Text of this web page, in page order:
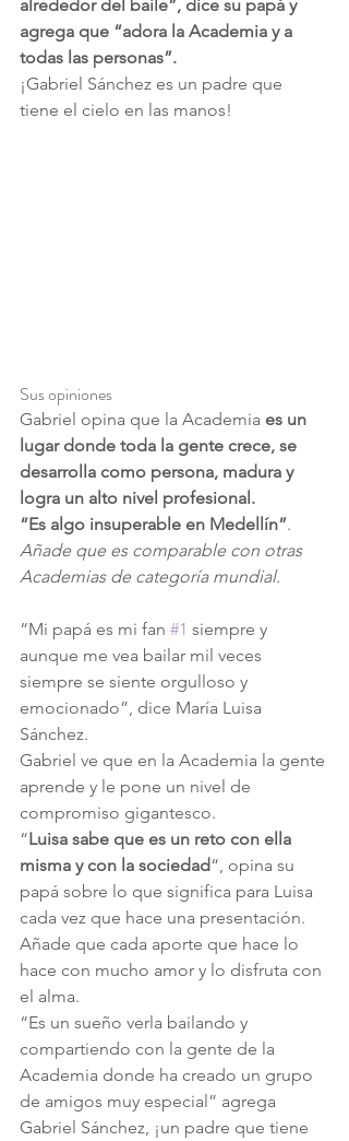
alrededor del baile”, dice su papá y
agrega que “adora la Academia y a
todas las personas”.
¡Gabriel Sánchez es un padre que
tiene el cielo en las manos!
Sus opiniones
Gabriel opina que la Academia es un
lugar donde toda la gente crece, se
desarrolla como persona, madura y
logra un alto nivel profesional.
“Es algo insuperable en Medellín”.
Añade que es comparable con otras
Academias de categoría mundial.
“Mi papá es mi fan #1 siempre y
aunque me vea bailar mil veces
siempre se siente orgulloso y
emocionado”, dice María Luisa
Sánchez.
Gabriel ve que en la Academia la gente
aprende y le pone un nivel de
compromiso gigantesco.
“Luisa sabe que es un reto con ella
misma y con la sociedad“, opina su
papá sobre lo que significa para Luisa
cada vez que hace una presentación.
Añade que cada aporte que hace lo
hace con mucho amor y lo disfruta con
el alma.
“Es un sueño verla bailando y
compartiendo con la gente de la
Academia donde ha creado un grupo
de amigos muy especial” agrega
Gabriel Sánchez, ¡un padre que tiene